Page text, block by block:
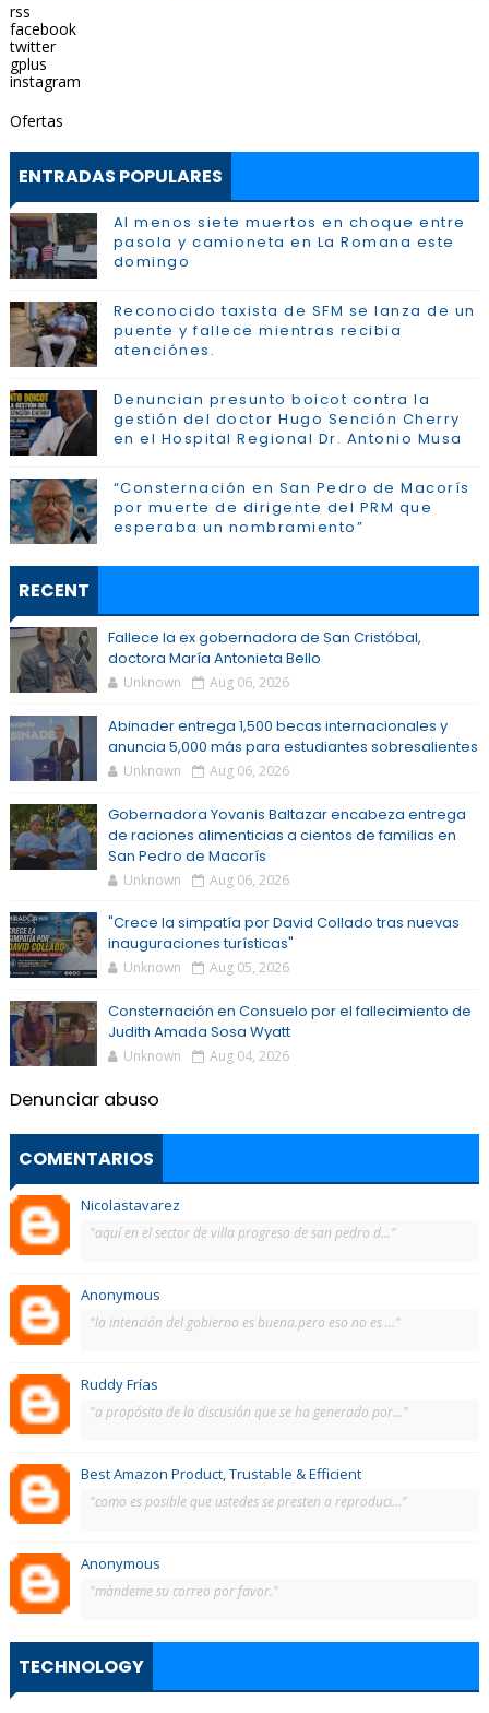
rss
facebook
twitter
gplus
instagram
Ofertas
ENTRADAS POPULARES
Al menos siete muertos en choque entre
pasola y camioneta en La Romana este
domingo
Reconocido taxista de SFM se lanza de un
puente y fallece mientras recibia
atenciónes.
Denuncian presunto boicot contra la
gestión del doctor Hugo Sención Cherry
en el Hospital Regional Dr. Antonio Musa
“Consternación en San Pedro de Macorís
por muerte de dirigente del PRM que
esperaba un nombramiento”
RECENT
Fallece la ex gobernadora de San Cristóbal,
doctora María Antonieta Bello
Unknown Aug 06, 2026
Abinader entrega 1,500 becas internacionales y
anuncia 5,000 más para estudiantes sobresalientes
Unknown Aug 06, 2026
Gobernadora Yovanis Baltazar encabeza entrega
de raciones alimenticias a cientos de familias en
San Pedro de Macorís
Unknown Aug 06, 2026
"Crece la simpatía por David Collado tras nuevas
inauguraciones turísticas"
Unknown Aug 05, 2026
Consternación en Consuelo por el fallecimiento de
Judith Amada Sosa Wyatt
Unknown Aug 04, 2026
Denunciar abuso
COMENTARIOS
Nicolastavarez
"aquí en el sector de villa progreso de san pedro d..."
Anonymous
"la intención del gobierno es buena.pero eso no es ..."
Ruddy Frías
"a propósito de la discusión que se ha generado por..."
Best Amazon Product, Trustable & Efficient
"como es posible que ustedes se presten a reproduci..."
Anonymous
"màndeme su correo por favor."
TECHNOLOGY